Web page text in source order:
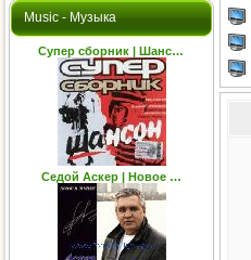
Music - Музыка
Супер сборник | Шанс…
Седой Аскер | Новое …